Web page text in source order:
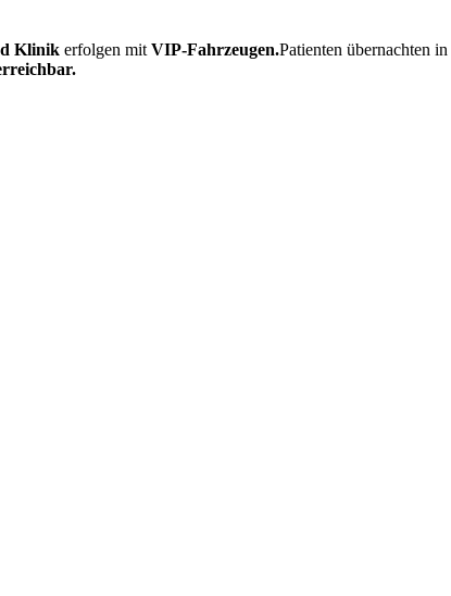
Klinik erfolgen mit VIP-Fahrzeugen.Patienten übernachten in